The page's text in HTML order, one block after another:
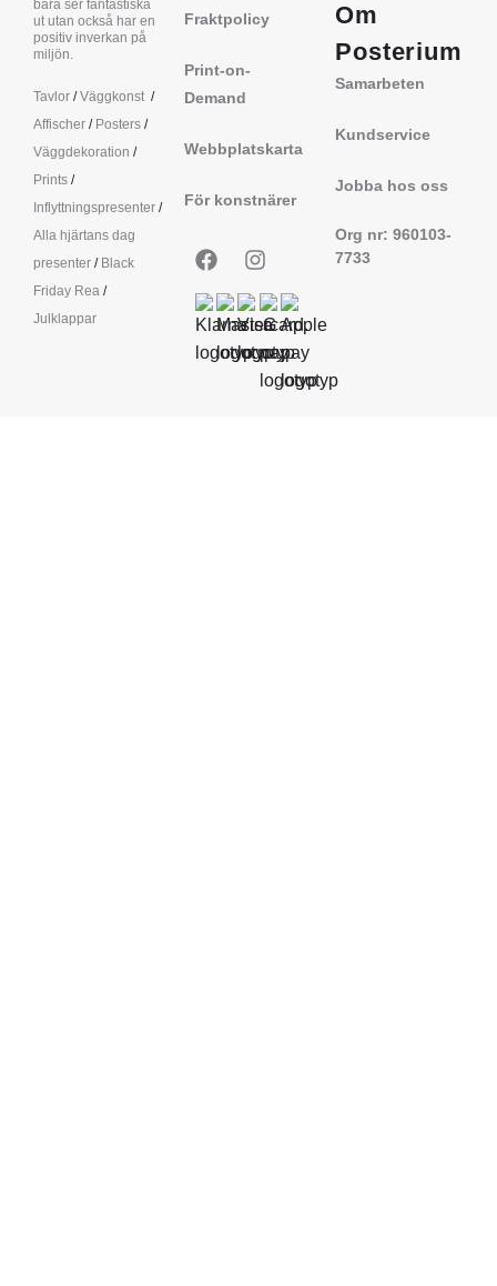
bara ser fantastiska
ut utan också har en
positiv inverkan på
miljön.
Tavlor /Väggkonst /
Affischer / Posters /
Väggdekoration /
Prints /
Inflyttningspresenter /
Alla hjärtans dag
presenter / Black
Friday Rea /
Julklappar
Fraktpolicy
Print-on-
Demand
Webbplatskarta
För konstnärer
Om
Posterium
Samarbeten
Kundservice
Jobba hos oss
Org nr: 960103-
7733